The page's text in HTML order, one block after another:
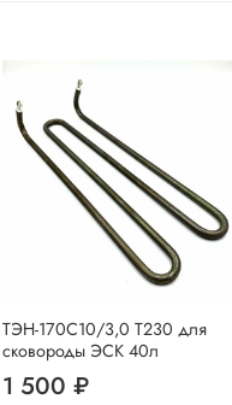
ТЭН-170С10/3,0 Т230 для
сковороды ЭСК 40л
1 500 ₽